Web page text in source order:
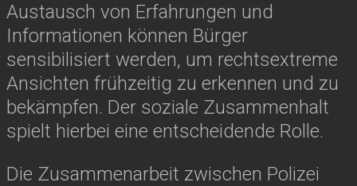
Austausch von Erfahrungen und
Informationen können Bürger
sensibilisiert werden, um rechtsextreme
Ansichten frühzeitig zu erkennen und zu
bekämpfen. Der soziale Zusammenhalt
spielt hierbei eine entscheidende Rolle.
Die Zusammenarbeit zwischen Polizei